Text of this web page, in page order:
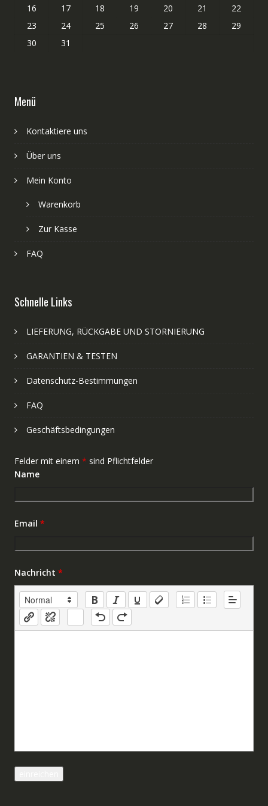
16
17 18 19 20 21
22
23
24 25 26 27 28
29
30
31
Menü
Kontaktiere uns
Über uns
Mein Konto
Warenkorb
Zur Kasse
FAQ
Schnelle Links
LIEFERUNG, RÜCKGABE UND STORNIERUNG
GARANTIEN & TESTEN
Datenschutz-Bestimmungen
FAQ
Geschäftsbedingungen
Felder mit einem * sind Pflichtfelder
Name
Email *
Nachricht *